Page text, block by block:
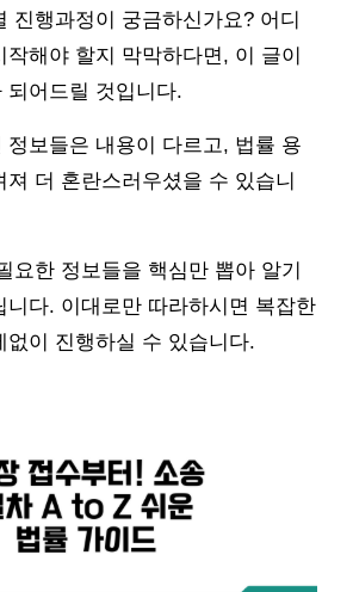
진행과정이 궁금하신가요? 어디
작해야 할지 막막하다면, 이 글이
되어드릴 것입니다.
정보들은 내용이 다르고, 법률 용
져 더 혼란스러우셨을 수 있습니
요한 정보들을 핵심만 뽑아 알기
니다. 이대로만 따라하시면 복잡한
없이 진행하실 수 있습니다.